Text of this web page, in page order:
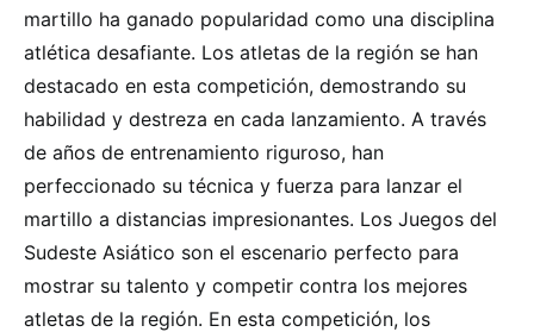
martillo ha ganado popularidad como una disciplina
atlética desafiante. Los atletas de la región se han
destacado en esta competición, demostrando su
habilidad y destreza en cada lanzamiento. A través
de años de entrenamiento riguroso, han
perfeccionado su técnica y fuerza para lanzar el
martillo a distancias impresionantes. Los Juegos del
Sudeste Asiático son el escenario perfecto para
mostrar su talento y competir contra los mejores
atletas de la región. En esta competición, los